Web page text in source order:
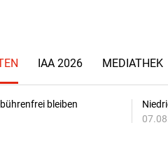
IAA 2026 MEDIATHEK
bleiben